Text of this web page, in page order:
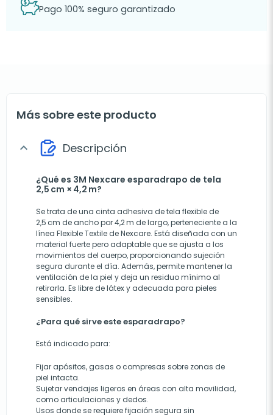
Pago 100% seguro garantizado
Más sobre este producto
expand_more Descripción
¿Qué es 3M Nexcare esparadrapo de tela
2,5 cm × 4,2 m?
Se trata de una cinta adhesiva de tela flexible de
2,5 cm de ancho por 4,2 m de largo, perteneciente a la
línea Flexible Textile de Nexcare. Está diseñada con un
material fuerte pero adaptable que se ajusta a los
movimientos del cuerpo, proporcionando sujeción
segura durante el día. Además, permite mantener la
ventilación de la piel y deja un residuo mínimo al
retirarla. Es libre de látex y adecuada para pieles
sensibles.
¿Para qué sirve este esparadrapo?
Está indicado para:
Fijar apósitos, gasas o compresas sobre zonas de
piel intacta.
Sujetar vendajes ligeros en áreas con alta movilidad,
como articulaciones y dedos.
Usos donde se requiere fijación segura sin